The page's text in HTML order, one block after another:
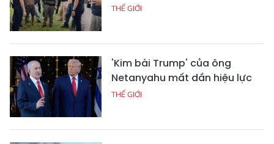
THẾ GIỚI
'Kim bài Trump' của ông
Netanyahu mất dần hiệu lực
THẾ GIỚI